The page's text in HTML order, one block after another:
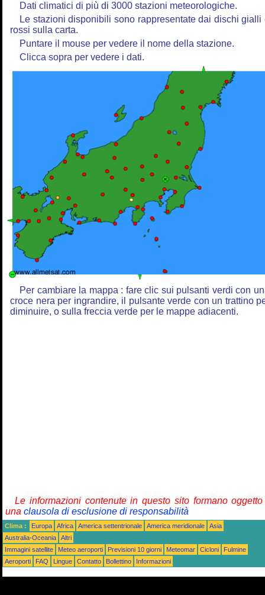
Dati climatici di più di 3000 stazioni meteorologiche.
Le stazioni disponibili sono rappresentate dai dischi gialli
rossi sulla carta.
Puntare il mouse per vedere il nome della stazione.
Clicca sopra per vedere i dati.
Per cambiare la mappa : fare clic sui pulsanti verdi con
croce nera per ingrandire, il pulsante verde con un trattino
diminuire, o sulla freccia verde per le mappe adiacenti.
Le informazioni contenute in questo sito formano
una clausola di esclusione di responsabilità
Clima : Europa Africa America settentrionale America meridionale
Asia
Australia-Oceania
Altri
Immagini satellite
Meteo aeroporti Previsioni 10 giorni Meteomar Cicloni
Fulmine
Aeroporti
FAQ Lingue Contatto Bollettino Informazioni